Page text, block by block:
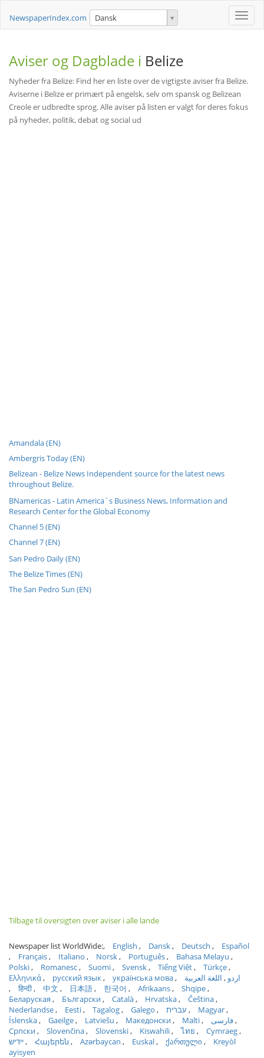
Toggle
NewspaperIndex.com Dansk
Aviser og Dagblade i Belize
Nyheder fra Belize: Find her en liste over de vigtigste aviser fra Belize.
Aviserne i Belize er primært på engelsk, selv om spansk og Belizean
Creole er udbredte sprog. Alle aviser på listen er valgt for deres fokus
på nyheder, politik, debat og social ud
Amandala (EN)
Ambergris Today (EN)
Belizean - Belize News Independent source for the latest news
throughout Belize.
BNamericas - Latin America´s Business News, Information and
Research Center for the Global Economy
Channel 5 (EN)
Channel 7 (EN)
San Pedro Daily (EN)
The Belize Times (EN)
The San Pedro Sun (EN)
Tilbage til oversigten over aviser i alle lande
Newspaper list WorldWide: English Dansk Deutsch
Español
Français
Italiano Norsk Português
Bahasa Melayu
Polski
Romanesc Suomi Svensk Tiếng Việt
Türkçe
Ελληνικά
русский язык українська мова اردو
اللغة العربية
हिन्दी
中文 日本語 한국어 Afrikaans
Shqipe
Беларуская
Български Català Hrvatska
Čeština
Nederlandse
Eesti Tagalog Galego עברית
Magyar
Íslenska
Gaeilge Latviešu Македонски Malti
فارسی
Српски
Slovenčina Slovenski Kiswahili ไทย
Cymraeg
ייִדיש
Հայերեն Azərbaycan Euskal ქართული
Kreyòl
ayisyen